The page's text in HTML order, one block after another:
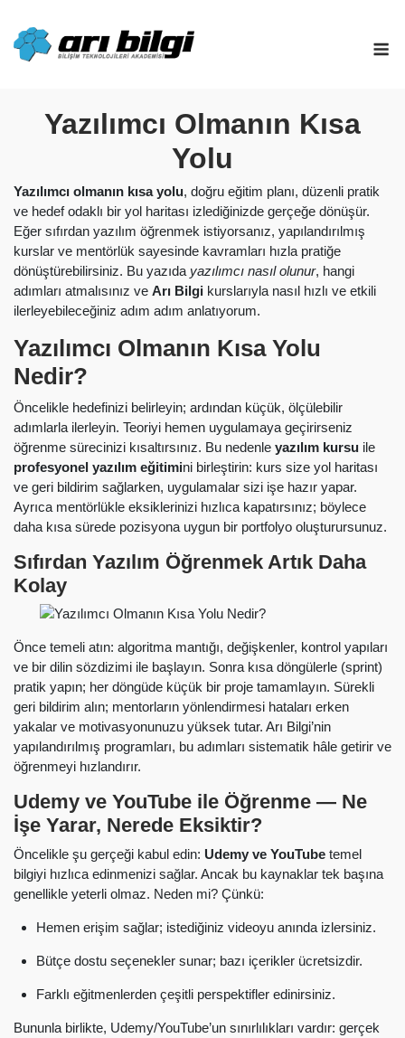
content
Yazılımcı Olmanın Kısa
Yolu
Yazılımcı olmanın kısa yolu, doğru eğitim planı, düzenli pratik
ve hedef odaklı bir yol haritası izlediğinizde gerçeğe dönüşür.
Eğer sıfırdan yazılım öğrenmek istiyorsanız, yapılandırılmış
kurslar ve mentörlük sayesinde kavramları hızla pratiğe
dönüştürebilirsiniz. Bu yazıda yazılımcı nasıl olunur, hangi
adımları atmalısınız ve Arı Bilgi kurslarıyla nasıl hızlı ve etkili
ilerleyebileceğiniz adım adım anlatıyorum.
Yazılımcı Olmanın Kısa Yolu
Nedir?
Öncelikle hedefinizi belirleyin; ardından küçük, ölçülebilir
adımlarla ilerleyin. Teoriyi hemen uygulamaya geçirirseniz
öğrenme sürecinizi kısaltırsınız. Bu nedenle yazılım kursu ile
profesyonel yazılım eğitimini birleştirin: kurs size yol haritası
ve geri bildirim sağlarken, uygulamalar sizi işe hazır yapar.
Ayrıca mentörlükle eksiklerinizi hızlıca kapatırsınız; böylece
daha kısa sürede pozisyona uygun bir portfolyo oluşturursunuz.
Sıfırdan Yazılım Öğrenmek Artık Daha
Kolay
Önce temeli atın: algoritma mantığı, değişkenler, kontrol yapıları
ve bir dilin sözdizimi ile başlayın. Sonra kısa döngülerle (sprint)
pratik yapın; her döngüde küçük bir proje tamamlayın. Sürekli
geri bildirim alın; mentorların yönlendirmesi hataları erken
yakalar ve motivasyonunuzu yüksek tutar. Arı Bilgi’nin
yapılandırılmış programları, bu adımları sistematik hâle getirir ve
öğrenmeyi hızlandırır.
Udemy ve YouTube ile Öğrenme — Ne
İşe Yarar, Nerede Eksiktir?
Öncelikle şu gerçeği kabul edin: Udemy ve YouTube temel
bilgiyi hızlıca edinmenizi sağlar. Ancak bu kaynaklar tek başına
genellikle yeterli olmaz. Neden mi? Çünkü:
Hemen erişim sağlar; istediğiniz videoyu anında izlersiniz.
Bütçe dostu seçenekler sunar; bazı içerikler ücretsizdir.
Farklı eğitmenlerden çeşitli perspektifler edinirsiniz.
Bununla birlikte, Udemy/YouTube’un sınırlılıkları vardır: gerçek